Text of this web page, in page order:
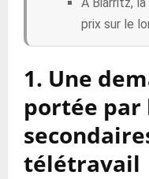
prix sur le
1. Une
portée par
télétravail